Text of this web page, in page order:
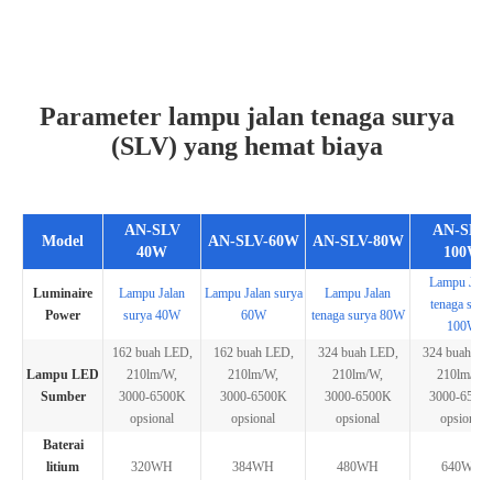
Parameter lampu jalan tenaga surya
(SLV) yang hemat biaya
Model
AN-SLV
40W
AN-SLV-60W AN-SLV-80W
AN-SLV-
100W
Luminaire
Power
Lampu Jalan
surya 40W
Lampu Jalan surya
60W
Lampu Jalan
tenaga surya 80W
Lampu
tenaga
100W
Lampu LED
Sumber
162 buah LED,
210lm/W,
3000-6500K
opsional
162 buah LED,
210lm/W,
3000-6500K
opsional
324 buah LED,
210lm/W,
3000-6500K
opsional
324 buah
210lm/W,
3000-
opsional
Baterai
litium
320WH 384WH 480WH 640WH